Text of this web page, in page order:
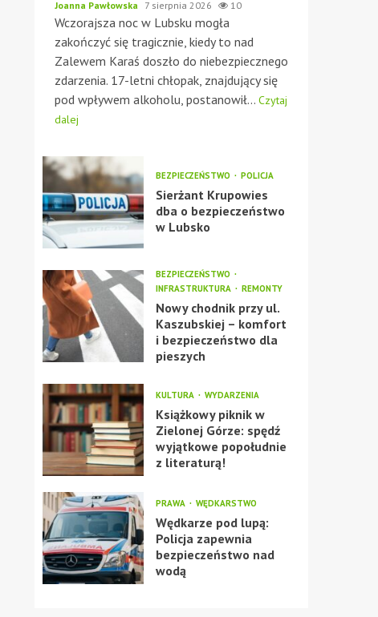
Joanna Pawłowska 7 sierpnia 2026 10
Wczorajsza noc w Lubsku mogła
zakończyć się tragicznie, kiedy to nad
Zalewem Karaś doszło do niebezpiecznego
zdarzenia. 17-letni chłopak, znajdujący się
pod wpływem alkoholu, postanowił... Czytaj
dalej
BEZPIECZEŃSTWO POLICJA
Sierżant Krupowies
dba o bezpieczeństwo
w Lubsko
BEZPIECZEŃSTWO
INFRASTRUKTURA
REMONTY
Nowy chodnik przy ul.
Kaszubskiej – komfort
i bezpieczeństwo dla
pieszych
KULTURA WYDARZENIA
Książkowy piknik w
Zielonej Górze: spędź
wyjątkowe popołudnie
z literaturą!
PRAWA WĘDKARSTWO
Wędkarze pod lupą:
Policja zapewnia
bezpieczeństwo nad
wodą